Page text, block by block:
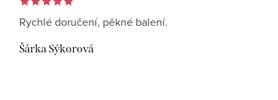
Rychlé doručení, pěkné balení.
Šárka Sýkorová